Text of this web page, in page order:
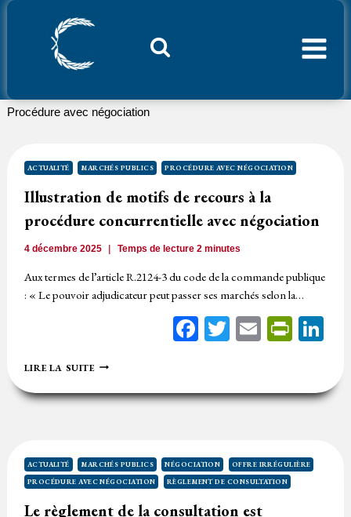
Aller
Procédure avec négociation
ACTUALITÉ MARCHÉS PUBLICS PROCÉDURE AVEC NÉGOCIATION
Illustration de motifs de recours à la
procédure concurrentielle avec négociation
4 décembre 2025 Temps de lecture2 minutes
Aux termes de l’article R.2124-3 du code de la commande publique
: « Le pouvoir adjudicateur peut passer ses marchés selon la…
Facebook
Twitter
Email
LIRE LA SUITEILLUSTRATION
MOTIFS
DE
PROCÉDURE
CONCURRENTIELLE
AVEC
NÉGOCIATION
ACTUALITÉ MARCHÉS PUBLICS NÉGOCIATION
OFFRE IRRÉGULIÈRE
PROCÉDURE AVEC NÉGOCIATION
RÈGLEMENT DE CONSULTATION
Le règlement de la consultation est